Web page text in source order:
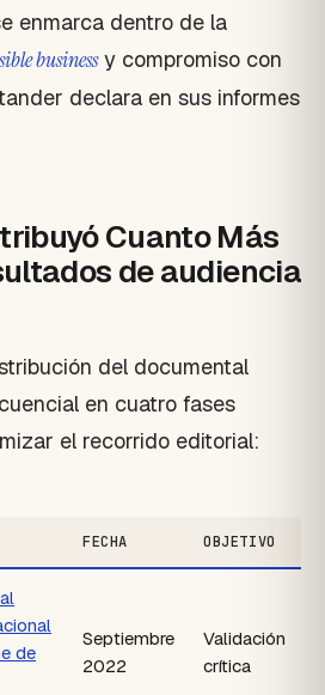
enmarca dentro de la
businessy compromiso con
declara en sus informes
Cuanto Más
de audiencia
del documental
en cuatro fases
el recorrido editorial:
FECHA OBJETIVO
de
Septiembre
2022
Validación
crítica